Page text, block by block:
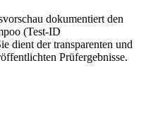
dokumentiert den
(Test-ID
dient der transparenten und
Prüfergebnisse.